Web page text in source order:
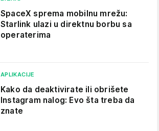
SpaceX sprema mobilnu mrežu:
Starlink ulazi u direktnu borbu sa
operaterima
APLIKACIJE
Kako da deaktivirate ili obrišete
Instagram nalog: Evo šta treba da
znate